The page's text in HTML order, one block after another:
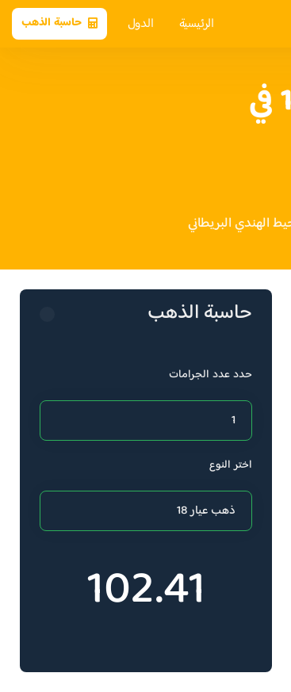
الرئيسية الدول حاسبة الذهب
سعر الذهب عيار 18 في
حاسبة الذهب
حدد عدد الجرامات
اختر النوع
102.41